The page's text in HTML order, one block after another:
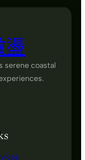
盪
serene coastal